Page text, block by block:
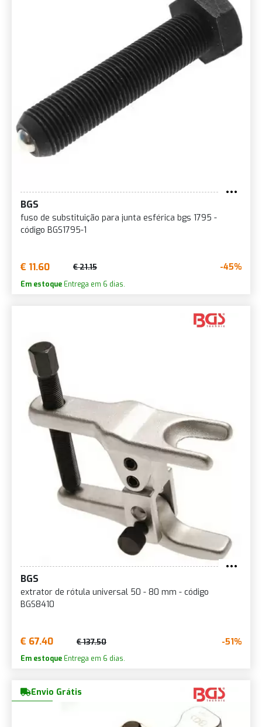
BGS
fuso de substituição para junta esférica bgs 1795 -
código BGS1795-1
€ 11.60 € 21.15 -45%
Em estoque Entrega em 6 dias.
BGS
extrator de rótula universal 50 - 80 mm - código
BGS8410
€ 67.40 € 137.50 -51%
Em estoque Entrega em 6 dias.
Envio Grátis